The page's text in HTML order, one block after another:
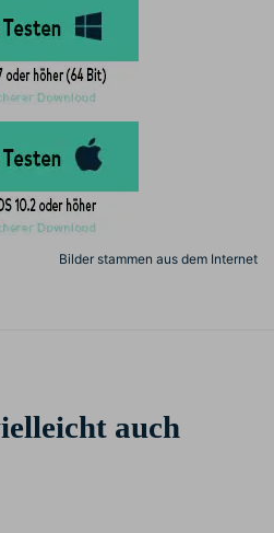
Bilder stammen aus dem Internet
auch